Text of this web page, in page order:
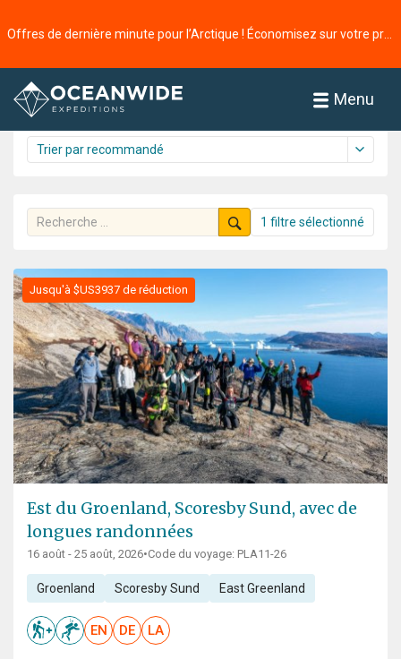
Menu
Croisières
61 croisière trouvée
1 filtre sélectionné
Jusqu'à $US3937 de réduction
Est du Groenland, Scoresby Sund, avec de
longues randonnées
16 août - 25 août, 2026•Code du voyage: PLA11-26
Groenland Scoresby Sund East Greenland
EN DE LA